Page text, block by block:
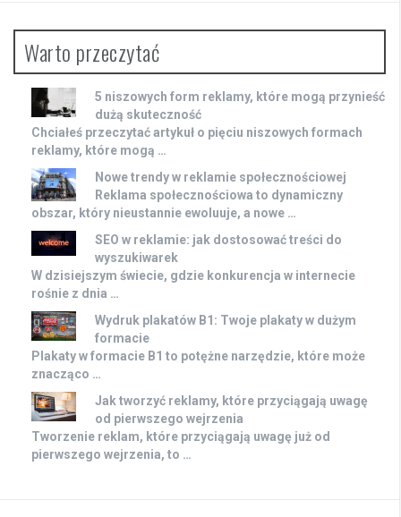
Warto przeczytać
5 niszowych form reklamy, które mogą przynieść
dużą skuteczność
Chciałeś przeczytać artykuł o pięciu niszowych formach
reklamy, które mogą …
Nowe trendy w reklamie społecznościowej
Reklama społecznościowa to dynamiczny
obszar, który nieustannie ewoluuje, a nowe …
SEO w reklamie: jak dostosować treści do
wyszukiwarek
W dzisiejszym świecie, gdzie konkurencja w internecie
rośnie z dnia …
Wydruk plakatów B1: Twoje plakaty w dużym
formacie
Plakaty w formacie B1 to potężne narzędzie, które może
znacząco …
Jak tworzyć reklamy, które przyciągają uwagę
od pierwszego wejrzenia
Tworzenie reklam, które przyciągają uwagę już od
pierwszego wejrzenia, to …